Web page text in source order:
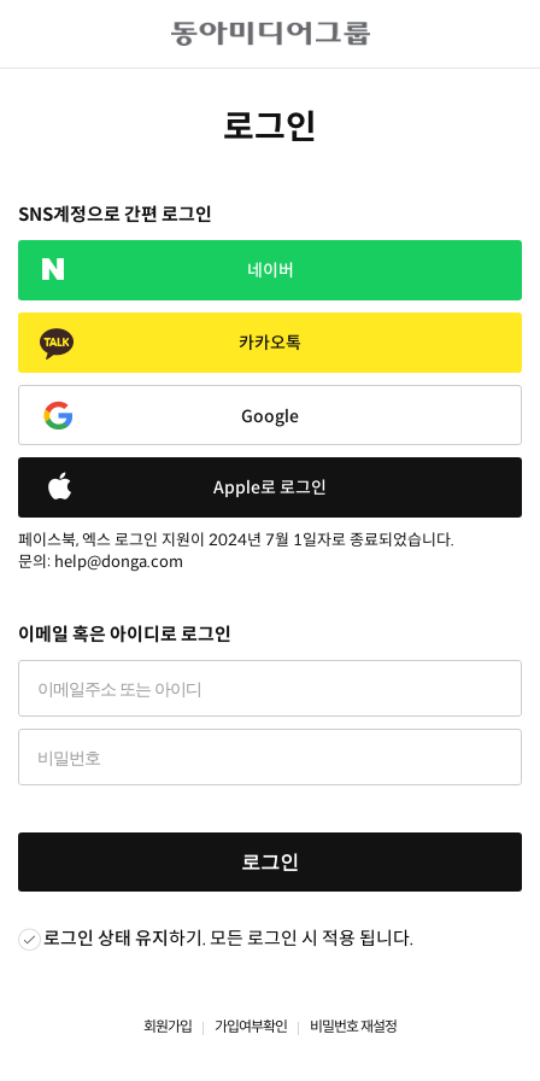
로그인
SNS계정으로 간편 로그인
네이버
카카오톡
Google
Apple로 로그인
페이스북, 엑스 로그인 지원이 2024년 7월 1일자로 종료되었습니다.
문의: help@donga.com
이메일 혹은 아이디로 로그인
로그인
로그인 상태 유지하기. 모든 로그인 시 적용 됩니다.
회원가입 가입여부확인 비밀번호 재설정